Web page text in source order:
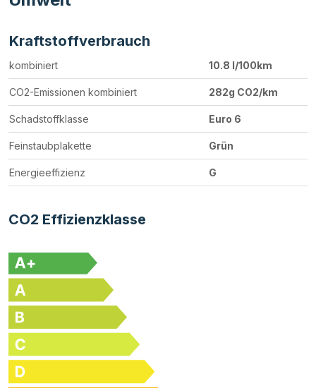
Kraftstoffverbrauch
kombiniert 10.8 l/100km
CO2-Emissionen kombiniert 282g CO2/km
Schadstoffklasse Euro 6
Feinstaubplakette Grün
Energieeffizienz G
CO2 Effizienzklasse